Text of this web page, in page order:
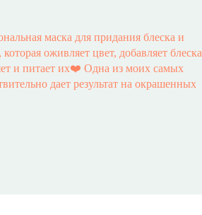
маска для придания блеска и
оживляет цвет, добавляет блеска
и питает их❤️ Одна из моих самых
дает результат на окрашенных